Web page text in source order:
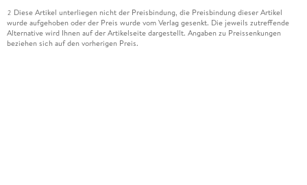
2 Diese Artikel unterliegen nicht der Preisbindung, die Preisbindung dieser Artikel
wurde aufgehoben oder der Preis wurde vom Verlag gesenkt. Die jeweils zutreffende
Alternative wird Ihnen auf der Artikelseite dargestellt. Angaben zu Preissenkungen
beziehen sich auf den vorherigen Preis.